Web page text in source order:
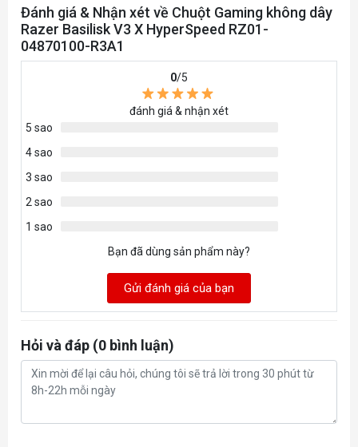
Pin
Dock PRO/ Tương thích bộ sạc Qi)
sử dụng
Lên đến 140h với Razer
Hyperspeed (hoạt động liên tục
ở tần số 1000Hz)
Màu sắc
Trọng
lượng
750 IPS
tối đa
70G
Bảo hành 24 tháng
Đánh giá & Nhận xét về Chuột Gaming không dây
Razer Basilisk V3 X HyperSpeed RZ01-
04870100-R3A1
0/5
đánh giá & nhận xét
5 sao
4 sao
3 sao
2 sao
1 sao
Bạn đã dùng sản phẩm này?
Gửi đánh giá của bạn
Hỏi và đáp (0 bình luận)